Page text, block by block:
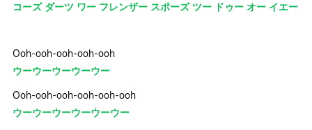
コーズ ダーツ ワー フレンザー スポーズ ツー ドゥー オー イエー
Ooh-ooh-ooh-ooh-ooh
ウーウーウーウーウー
Ooh-ooh-ooh-ooh-ooh-ooh
ウーウーウーウーウーウー